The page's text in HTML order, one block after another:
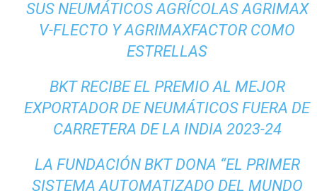
SUS NEUMÁTICOS AGRÍCOLAS AGRIMAX
V-FLECTO Y AGRIMAXFACTOR COMO
ESTRELLAS
BKT RECIBE EL PREMIO AL MEJOR
EXPORTADOR DE NEUMÁTICOS FUERA DE
CARRETERA DE LA INDIA 2023-24
LA FUNDACIÓN BKT DONA “EL PRIMER
SISTEMA AUTOMATIZADO DEL MUNDO